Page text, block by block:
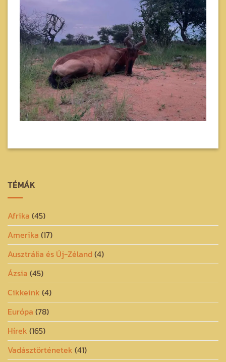
TÉMÁK
Afrika (45)
Amerika (17)
Ausztrália és Új-Zéland(4)
Ázsia (45)
Cikkeink (4)
Európa (78)
Hírek (165)
Vadásztörténetek (41)